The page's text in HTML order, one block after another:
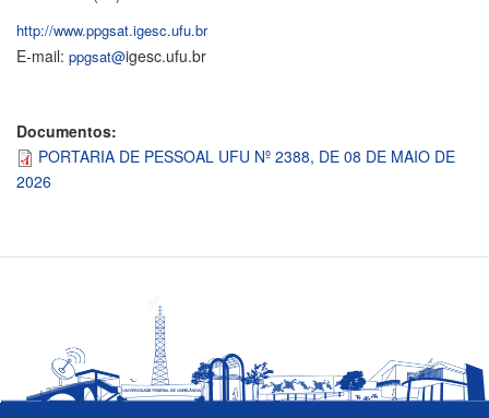
http://www.ppgsat.igesc.ufu.br
E-mail: ppgsat@igesc.ufu.br
Documentos:
PORTARIA DE PESSOAL UFU Nº 2388, DE 08 DE MAIO DE
2026